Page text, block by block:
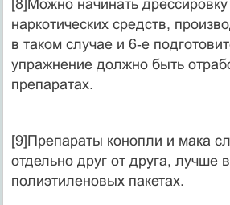
[8]Можно начинать дрессировку
наркотических средств,
в таком случае и 6‑е
упражнение должно быть
препаратах.
[9]Препараты конопли и мака
отдельно друг от друга, лучше
полиэтиленовых пакетах.